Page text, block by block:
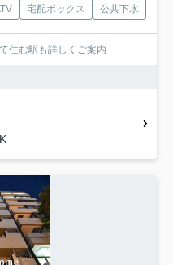
宅配ボックス 公共下水
住む駅も詳しくご案内